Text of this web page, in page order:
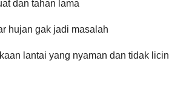
dan tahan lama
hujan gak jadi masalah
lantai yang nyaman dan tidak licin